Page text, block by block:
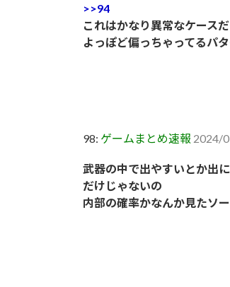
>>94
これはかなり異常なケース
よっぽど偏っちゃってるパ
98: ゲームまとめ速報 2024/
武器の中で出やすいとか出
だけじゃないの
内部の確率かなんか見たソ